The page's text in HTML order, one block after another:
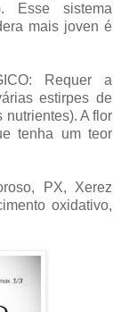
Esse sistema
mais joven é
Requer a
estirpes de
nutrientes). A flor
tenha um teor
PX, Xerez
oxidativo,